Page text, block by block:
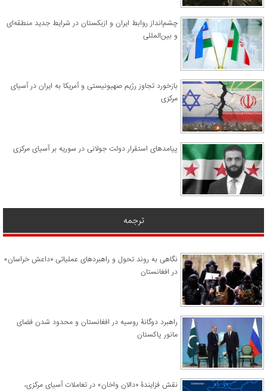
چشم‌انداز روابط ایران و ازبکستان در شرایط جدید منطقه‌ای
و بین‌المللی
​بازخورد تجاوز رژیم صهیونیستی و آمریکا به ایران در آسیای
مرکزی
پیامدهای استقرار دولت جولانی در سوریه بر آسیای مرکزی
ترجمه
نگاهی به روند تحول و راهبردهای عملیاتی «داعش خراسان»
در افغانستان
راهبرد دوگانۀ روسیه در افغانستان و محدود شدن فضای
مانور پاکستان
نقش فزایندۀ «دالان واخان» در تعاملات آسیای مرکزی،